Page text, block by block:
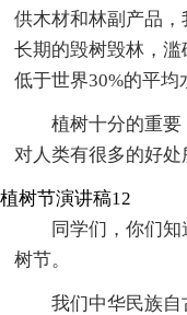
供木材和林副产品，
长期的毁树毁林，
低于世界30%的平均
植树十分的重
对人类有很多的好处
植树节演讲稿12
同学们，你们
树节。
我们中华民族